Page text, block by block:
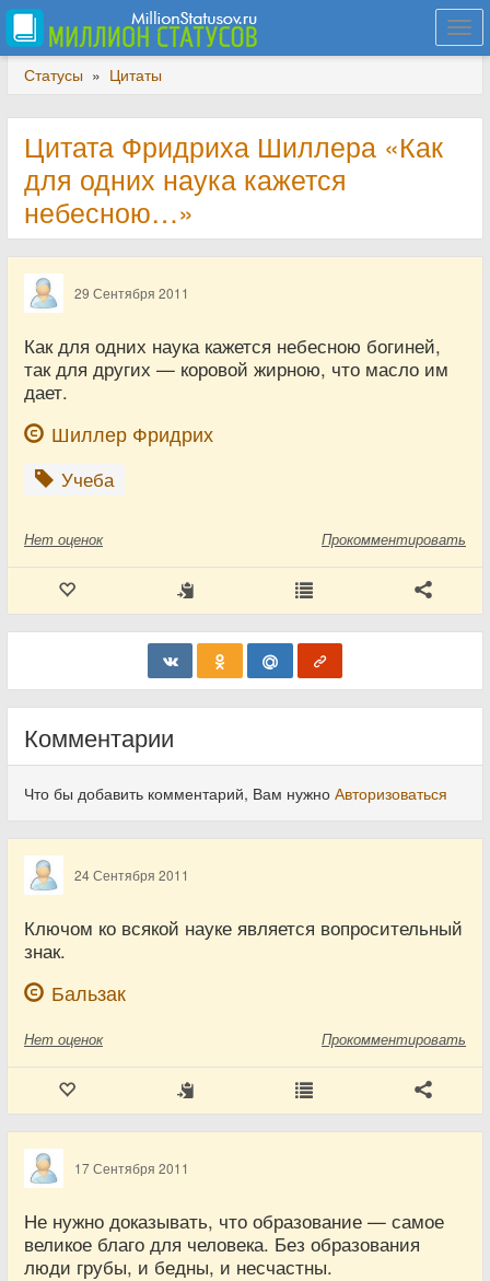
Статусы » Цитаты
Цитата Фридриха Шиллера «Как
для одних наука кажется
небесною…»
29 Сентября 2011
Как для одних наука кажется небесною богиней,
так для других — коровой жирною, что масло им
дает.
Шиллер Фридрих
Учеба
Нет оценок Прокомментировать
Комментарии
Что бы добавить комментарий, Вам нужно Авторизоваться
24 Сентября 2011
Ключом ко всякой науке является вопросительный
знак.
Бальзак
Нет оценок Прокомментировать
17 Сентября 2011
Не нужно доказывать, что образование — самое
великое благо для человека. Без образования
люди грубы, и бедны, и несчастны.